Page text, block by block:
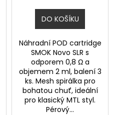
DO KOŠÍKU
Náhradní POD cartridge
SMOK Novo SLR s
odporem 0,8 Ω a
objemem 2 ml, balení 3
ks. Mesh spirálka pro
bohatou chuť, ideální
pro klasický MTL styl.
Pérový...